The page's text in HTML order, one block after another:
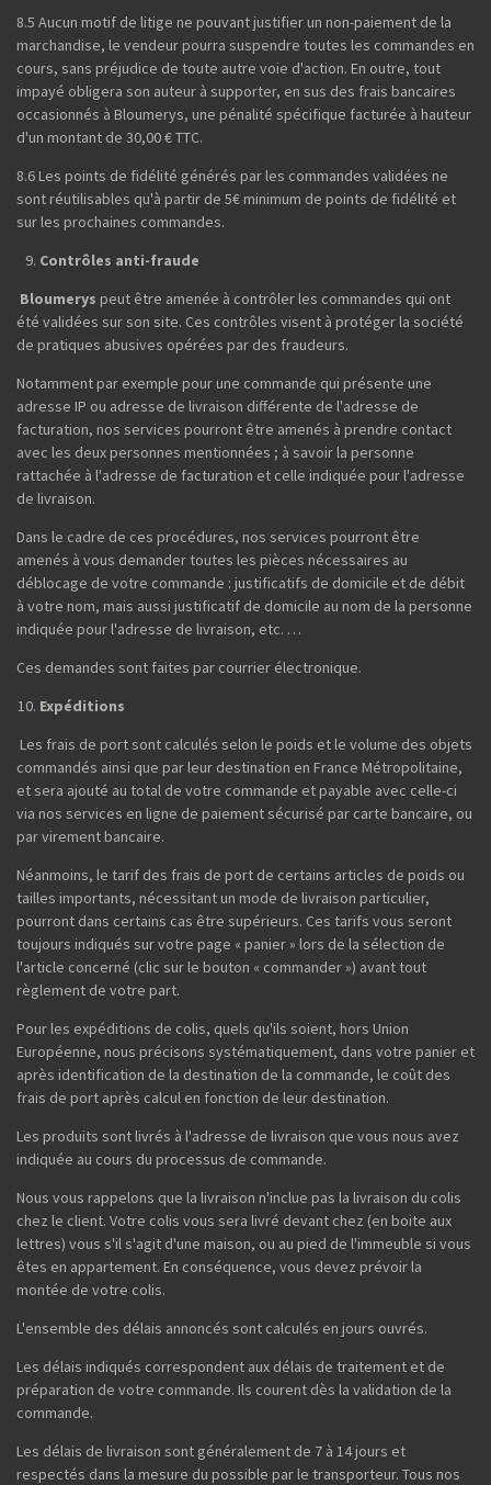
8.5 Aucun motif de litige ne pouvant justifier un non-paiement de la
marchandise, le vendeur pourra suspendre toutes les commandes en
cours, sans préjudice de toute autre voie d'action. En outre, tout
impayé obligera son auteur à supporter, en sus des frais bancaires
occasionnés à Bloumerys, une pénalité spécifique facturée à hauteur
d'un montant de 30,00 € TTC.
8.6 Les points de fidélité générés par les commandes validées ne
sont réutilisables qu'à partir de 5€ minimum de points de fidélité et
sur les prochaines commandes.
Contrôles anti-fraude
Bloumerys peut être amenée à contrôler les commandes qui ont
été validées sur son site. Ces contrôles visent à protéger la société
de pratiques abusives opérées par des fraudeurs.
Notamment par exemple pour une commande qui présente une
adresse IP ou adresse de livraison différente de l'adresse de
facturation, nos services pourront être amenés à prendre contact
avec les deux personnes mentionnées ; à savoir la personne
rattachée à l'adresse de facturation et celle indiquée pour l'adresse
de livraison.
Dans le cadre de ces procédures, nos services pourront être
amenés à vous demander toutes les pièces nécessaires au
déblocage de votre commande : justificatifs de domicile et de débit
à votre nom, mais aussi justificatif de domicile au nom de la personne
indiquée pour l'adresse de livraison, etc. …
Ces demandes sont faites par courrier électronique.
Expéditions
Les frais de port sont calculés selon le poids et le volume des objets
commandés ainsi que par leur destination en France Métropolitaine,
et sera ajouté au total de votre commande et payable avec celle-ci
via nos services en ligne de paiement sécurisé par carte bancaire, ou
par virement bancaire.
Néanmoins, le tarif des frais de port de certains articles de poids ou
tailles importants, nécessitant un mode de livraison particulier,
pourront dans certains cas être supérieurs. Ces tarifs vous seront
toujours indiqués sur votre page « panier » lors de la sélection de
l'article concerné (clic sur le bouton « commander ») avant tout
règlement de votre part.
Pour les expéditions de colis, quels qu'ils soient, hors Union
Européenne, nous précisons systématiquement, dans votre panier et
après identification de la destination de la commande, le coût des
frais de port après calcul en fonction de leur destination.
Les produits sont livrés à l'adresse de livraison que vous nous avez
indiquée au cours du processus de commande.
Nous vous rappelons que la livraison n'inclue pas la livraison du colis
chez le client. Votre colis vous sera livré devant chez (en boite aux
lettres) vous s'il s'agit d'une maison, ou au pied de l'immeuble si vous
êtes en appartement. En conséquence, vous devez prévoir la
montée de votre colis.
L'ensemble des délais annoncés sont calculés en jours ouvrés.
Les délais indiqués correspondent aux délais de traitement et de
préparation de votre commande. Ils courent dès la validation de la
commande.
Les délais de livraison sont généralement de 7 à 14 jours et
respectés dans la mesure du possible par le transporteur. Tous nos